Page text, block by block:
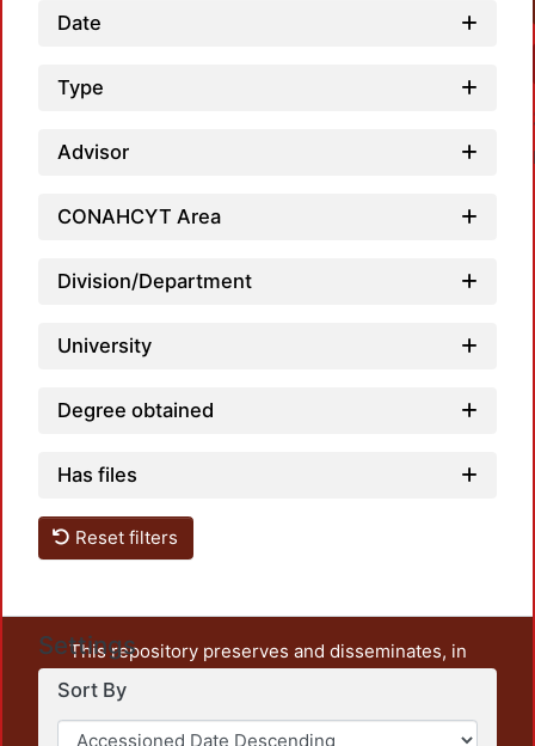
Date
Type
Advisor
CONAHCYT Area
Division/Department
University
Degree obtained
Has files
Reset filters
Settings
Sort By
This repository preserves and disseminates, in
unrestricted open access, the teaching and research
output of UAM Azcapotzalco. It also includes some
administrative and graphic documents from the